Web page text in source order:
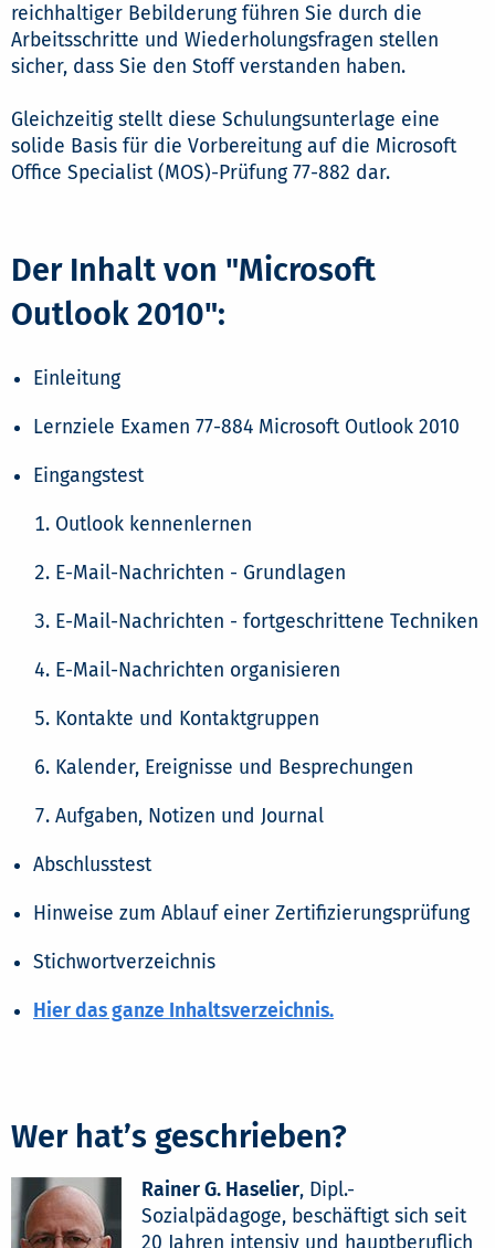
reichhaltiger Bebilderung führen Sie durch die
Arbeitsschritte und Wiederholungsfragen stellen
sicher, dass Sie den Stoff verstanden haben.
Gleichzeitig stellt diese Schulungsunterlage eine
solide Basis für die Vorbereitung auf die Microsoft
Office Specialist (MOS)-Prüfung 77-882 dar.
Der Inhalt von "Microsoft
Outlook 2010":
Einleitung
Lernziele Examen 77-884 Microsoft Outlook 2010
Eingangstest
Outlook kennenlernen
E-Mail-Nachrichten - Grundlagen
E-Mail-Nachrichten - fortgeschrittene Techniken
E-Mail-Nachrichten organisieren
Kontakte und Kontaktgruppen
Kalender, Ereignisse und Besprechungen
Aufgaben, Notizen und Journal
Abschlusstest
Hinweise zum Ablauf einer Zertifizierungsprüfung
Stichwortverzeichnis
Hier das ganze Inhaltsverzeichnis.
Wer hat’s geschrieben?
Rainer G. Haselier, Dipl.-
Sozialpädagoge, beschäftigt sich seit
20 Jahren intensiv und hauptberuflich